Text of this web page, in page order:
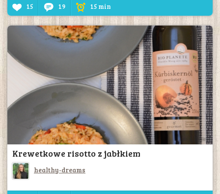
15 19 15 min
Krewetkowe risotto z jabłkiem
healthy-dreams